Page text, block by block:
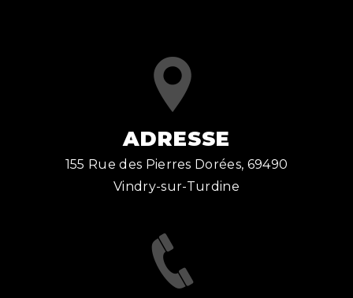
ADRESSE
155 Rue des Pierres Dorées, 69490
Vindry-sur-Turdine